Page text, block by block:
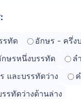
รทัด อักษร - ครึ่ง
ษรหนึ่งบรรทัด
ล
และบรรทัดว่าง
รทัดว่างด้านล่าง